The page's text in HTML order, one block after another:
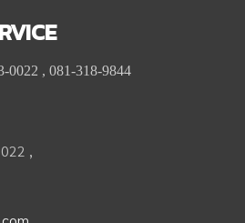
, 081-318-9844
,